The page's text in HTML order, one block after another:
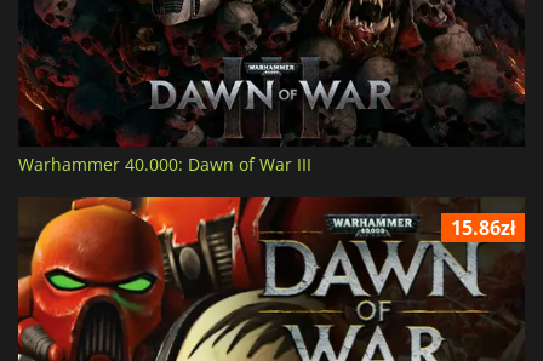
Warhammer 40.000: Dawn of War III
15.86zł